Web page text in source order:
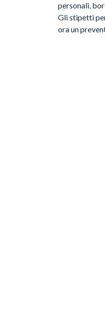
personali,
Gli stipetti
ora un